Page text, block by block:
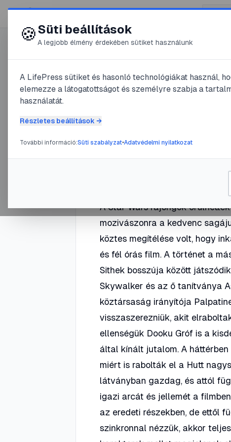
😍 LifePress
@Mikike
The Clone
A Star Wars rajongók
mozivászonra a kedvenc
köztes megítélése volt, hogy
és fél órás film. A történet a
Sithek bosszúja között
Skywalker és az ő tanítványa
köztársaság irányítója
visszaszerezniük, akit
ellenségük Dooku Gróf is a
által kínált jutalom. A
miért is rabolták el a Hutt
látványban gazdag, és attól
igazi arcát és jellemét a
az eredeti részekben, de ettől
szinkronnal nézzük, akkor
🍪Süti beállítások
A legjobb élmény érdekében sütiket használunk
A LifePress sütiket és hasonló technológiákat használ,
elemezze a látogatottságot és személyre szabja a
használatát.
Részletes beállítások →
További információ:Süti szabályzat•Adatvédelmi nyilatkozat